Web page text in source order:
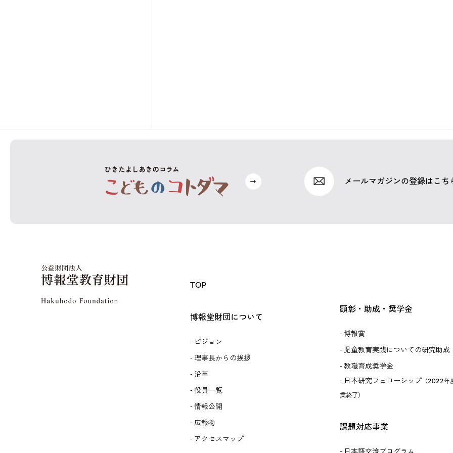
メールマガジンの登録はこち
TOP
博報堂財団について
ビジョン
理事長からの挨拶
沿革
役員一覧
情報公開
広報物
アクセスマップ
顕彰・助成・奨学金
博報賞
児童教育実践についての研究助成
教職育成奨学金
日本研究フェローシップ （2022年
業終了）
課題対応事業